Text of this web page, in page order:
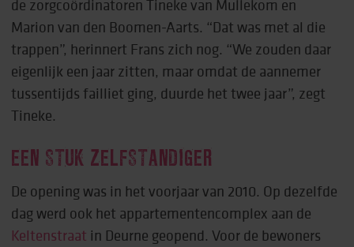
de zorgcoördinatoren Tineke van Mullekom en
Marion van den Boomen-Aarts. “Dat was met al die
trappen”, herinnert Frans zich nog. “We zouden daar
eigenlijk een jaar zitten, maar omdat de aannemer
tussentijds failliet ging, duurde het twee jaar”, zegt
Tineke.
EEN STUK ZELFSTANDIGER
De opening was in het voorjaar van 2010. Op dezelfde
dag werd ook het appartementencomplex aan de
Keltenstraat in Deurne geopend. Voor de bewoners